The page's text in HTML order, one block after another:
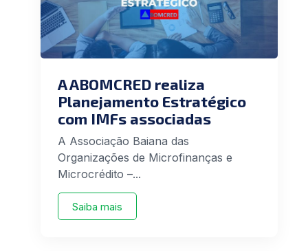
A ABOMCRED realiza
Planejamento Estratégico
com IMFs associadas
A Associação Baiana das
Organizações de Microfinanças e
Microcrédito –...
Saiba mais